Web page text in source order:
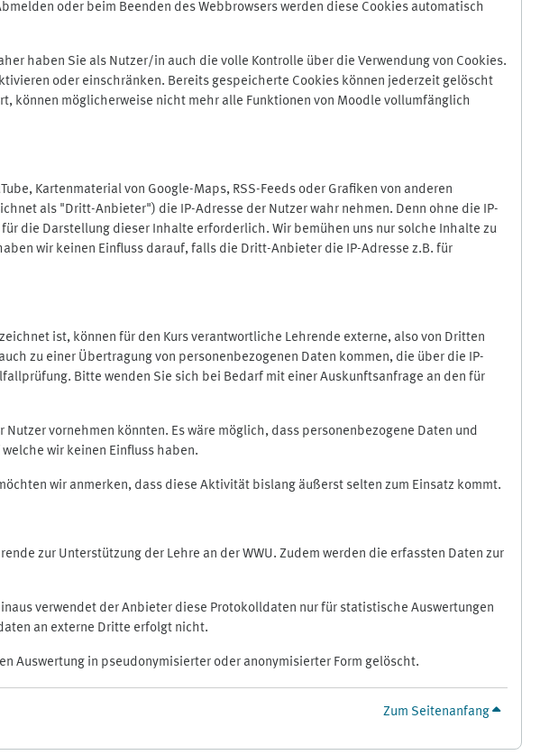
oder beim Beenden des Webbrowsers werden diese Cookies automatisch
haben Sie als Nutzer/in auch die volle Kontrolle über die Verwendung von Cookies.
oder einschränken. Bereits gespeicherte Cookies können jederzeit gelöscht
können möglicherweise nicht mehr alle Funktionen von Moodle vollumfänglich
Kartenmaterial von Google-Maps, RSS-Feeds oder Grafiken von anderen
als "Dritt-Anbieter") die IP-Adresse der Nutzer wahr nehmen. Denn ohne die IP-
die Darstellung dieser Inhalte erforderlich. Wir bemühen uns nur solche Inhalte zu
wir keinen Einfluss darauf, falls die Dritt-Anbieter die IP-Adresse z.B. für
ist, können für den Kurs verantwortliche Lehrende externe, also von Dritten
zu einer Übertragung von personenbezogenen Daten kommen, die über die IP-
Bitte wenden Sie sich bei Bedarf mit einer Auskunftsanfrage an den für
vornehmen könnten. Es wäre möglich, dass personenbezogene Daten und
wir keinen Einfluss haben.
wir anmerken, dass diese Aktivität bislang äußerst selten zum Einsatz kommt.
zur Unterstützung der Lehre an der WWU. Zudem werden die erfassten Daten zur
verwendet der Anbieter diese Protokolldaten nur für statistische Auswertungen
an externe Dritte erfolgt nicht.
Auswertung in pseudonymisierter oder anonymisierter Form gelöscht.
Zum Seitenanfang